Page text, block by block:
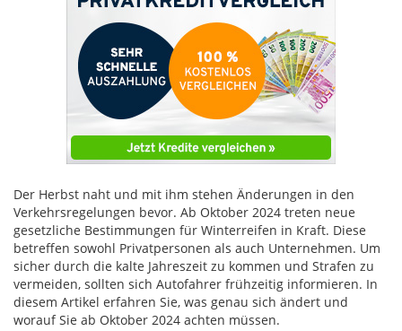
Der Herbst naht und mit ihm stehen Änderungen in den
Verkehrsregelungen bevor. Ab Oktober 2024 treten neue
gesetzliche Bestimmungen für Winterreifen in Kraft. Diese
betreffen sowohl Privatpersonen als auch Unternehmen. Um
sicher durch die kalte Jahreszeit zu kommen und Strafen zu
vermeiden, sollten sich Autofahrer frühzeitig informieren. In
diesem Artikel erfahren Sie, was genau sich ändert und
worauf Sie ab Oktober 2024 achten müssen.
Kontakt